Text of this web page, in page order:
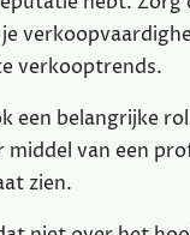
je
verkooptrends.
een belangrijke
van een
zien.